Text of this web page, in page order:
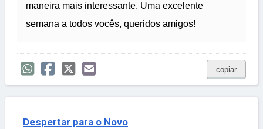
maneira mais interessante. Uma excelente
semana a todos vocês, queridos amigos!
copiar
Despertar para o Novo